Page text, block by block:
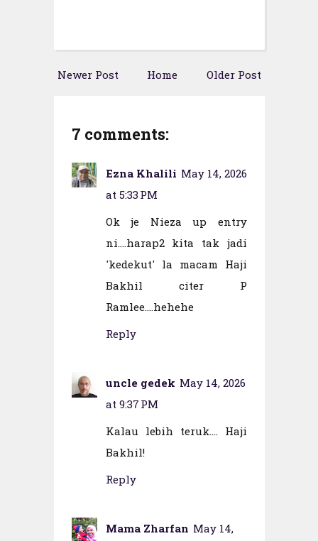
Newer Post Older Post
Home
7 comments:
Ezna Khalili May 14, 2026
at 5:33 PM
Ok je Nieza up entry
ni....harap2 kita tak jadi
'kedekut' la macam Haji
Bakhil citer P
Ramlee....hehehe
Reply
uncle gedek May 14, 2026
at 9:37 PM
Kalau lebih teruk.... Haji
Bakhil!
Reply
Mama Zharfan May 14,